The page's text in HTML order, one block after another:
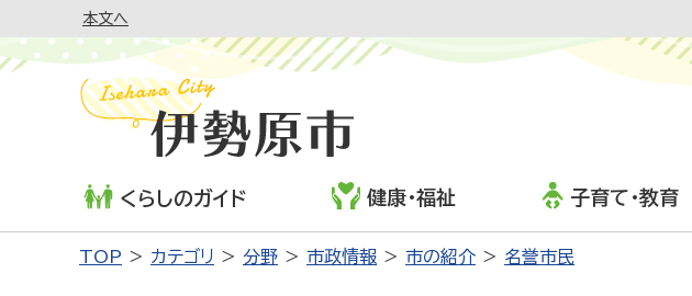
本文へ
くらしのガイド 健康・福祉 子育て・教育
TOP カテゴリ 分野 市政情報 市の紹介 名誉市民